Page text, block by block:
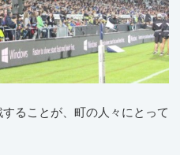
ることが、町の人々にとって